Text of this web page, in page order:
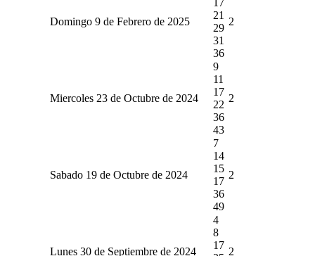
Domingo 9 de Febrero de 2025
21
29
31
36
2
Miercoles 23 de Octubre de 2024
9
11
17
22
36
43
2
Sabado 19 de Octubre de 2024
7
14
15
17
36
49
2
Lunes 30 de Septiembre de 2024
4
8
17
2